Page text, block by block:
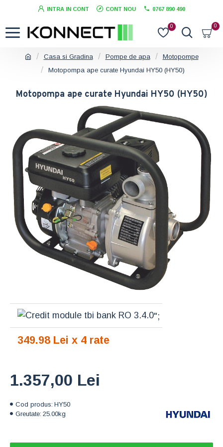
INTRA IN CONT CONT NOU 0767 890 490
0 0
Casa si Gradina Pompe de apa
Motopompe
Motopompa ape curate Hyundai HY50 (HY50)
Motopompa ape curate Hyundai HY50 (HY50)
Cod produs: HY50
Greutate: 25.00kg
1.357,00 Lei
";
349.98 Lei x 4 rate